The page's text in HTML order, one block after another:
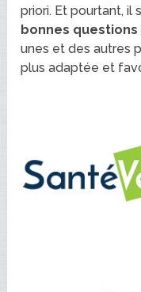
priori. Et pourtant, il
bonnes questions
unes et des autres
plus adaptée et